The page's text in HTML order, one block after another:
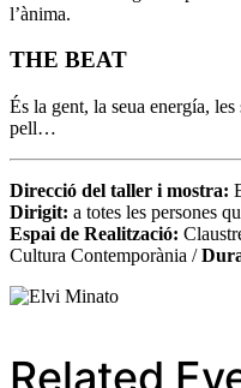
l’ànima.
THE BEAT
És la gent, la seua energía,
pell…
Direcció del taller i mostra:
Dirigit: a totes les persones
Espai de Realització:
Cultura Contemporània /
Related